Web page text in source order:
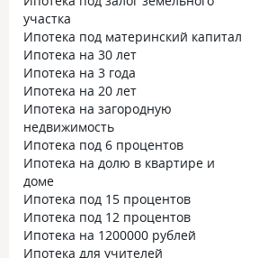
участка
Ипотека под материнский капитал
Ипотека на 30 лет
Ипотека на 3 года
Ипотека на 20 лет
Ипотека на загородную
недвижимость
Ипотека под 6 процентов
Ипотека на долю в квартире и
доме
Ипотека под 15 процентов
Ипотека под 12 процентов
Ипотека на 1200000 рублей
Ипотека для учителей